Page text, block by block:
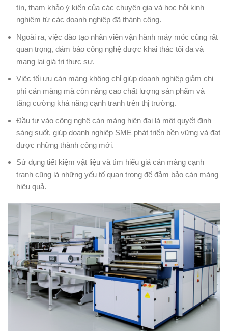
tín, tham khảo ý kiến của các chuyên gia và học hỏi kinh
nghiệm từ các doanh nghiệp đã thành công.
Ngoài ra, việc đào tạo nhân viên vận hành máy móc cũng rất
quan trọng, đảm bảo công nghệ được khai thác tối đa và
mang lại giá trị thực sự.
Việc tối ưu cán màng không chỉ giúp doanh nghiệp giảm chi
phí cán màng mà còn nâng cao chất lượng sản phẩm và
tăng cường khả năng cạnh tranh trên thị trường.
Đầu tư vào công nghệ cán màng hiện đại là một quyết định
sáng suốt, giúp doanh nghiệp SME phát triển bền vững và đạt
được những thành công mới.
Sử dụng tiết kiệm vật liệu và tìm hiểu giá cán màng cạnh
tranh cũng là những yếu tố quan trọng để đảm bảo cán màng
hiệu quả.